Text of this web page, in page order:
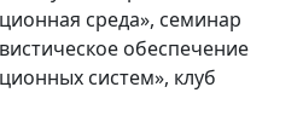
среда», семинар
обеспечение
систем», клуб